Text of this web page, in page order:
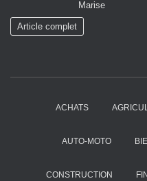
Marise
Article complet
ACHATS
AUTO-MOTO
CONSTRUCTION